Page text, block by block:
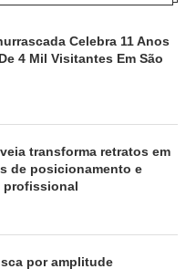
Celebra 11 Anos
4 Mil Visitantes Em São
transforma retratos em
de posicionamento e
profissional
por amplitude